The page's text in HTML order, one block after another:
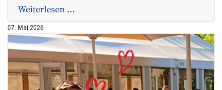
Weiterlesen …
07. Mai 2026